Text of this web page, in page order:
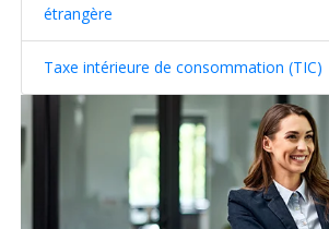
étrangère
Taxe intérieure de consommation (TIC)